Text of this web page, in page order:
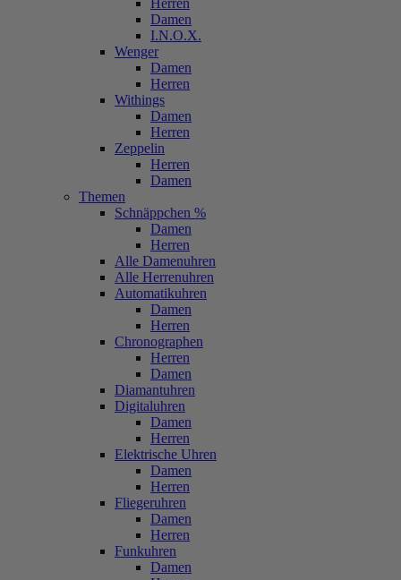
Herren
Damen
I.N.O.X.
Wenger
Damen
Herren
Withings
Damen
Herren
Zeppelin
Herren
Damen
Themen
Schnäppchen %
Damen
Herren
Alle Damenuhren
Alle Herrenuhren
Automatikuhren
Damen
Herren
Chronographen
Herren
Damen
Diamantuhren
Digitaluhren
Damen
Herren
Elektrische Uhren
Damen
Herren
Fliegeruhren
Damen
Herren
Funkuhren
Damen